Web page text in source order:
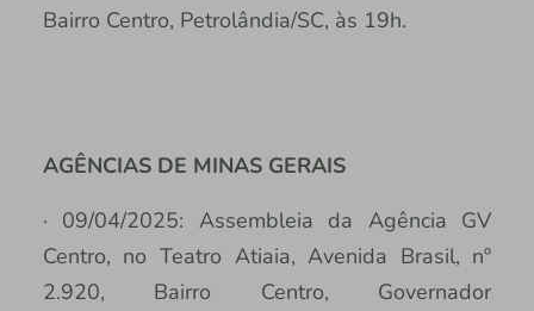
Bairro Centro, Petrolândia/SC, às 19h.
AGÊNCIAS DE MINAS GERAIS
· 09/04/2025: Assembleia da Agência GV
Centro, no Teatro Atiaia, Avenida Brasil, nº
2.920, Bairro Centro, Governador